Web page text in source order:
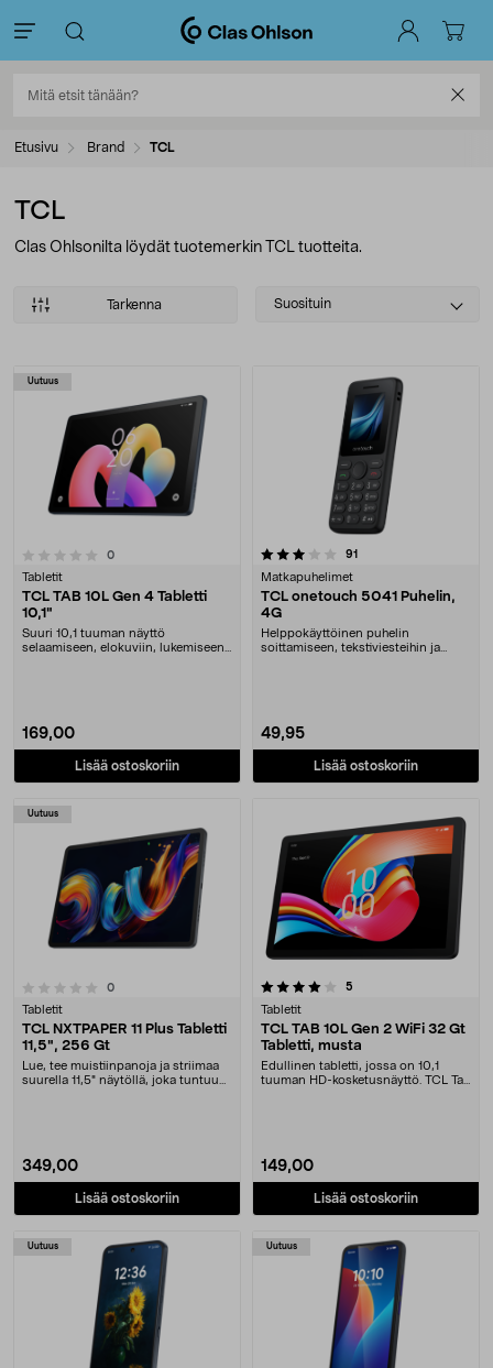
Etusivu Brand TCL
TCL
Clas Ohlsonilta löydät tuotemerkin TCL tuotteita.
Tarkenna
Select
Suosituin
Tuotteet
Uutuus
0arvostelut
Tabletit
TCL TAB 10L Gen 4 Tabletti
10,1"
Suuri 10,1 tuuman näyttö
selaamiseen, elokuviin, lukemiseen
169,00
Lisää ostoskoriin
3.5 viidestä tähdestä 91
Matkapuhelimet
TCL onetouch 5041 Puhelin,
4G
Helppokäyttöinen puhelin
soittamiseen, tekstiviesteihin ja
49,95
Lisää ostoskoriin
Uutuus
0arvostelut
Tabletit
TCL NXTPAPER 11 Plus Tabletti
11,5", 256 Gt
Lue, tee muistiinpanoja ja striimaa
suurella 11,5" näytöllä, joka tuntuu
349,00
Lisää ostoskoriin
4.0 viidestä tähdestä 5
Tabletit
TCL TAB 10L Gen 2 WiFi 32 Gt
Tabletti, musta
Edullinen tabletti, jossa on 10,1
tuuman HD-kosketusnäyttö. TCL Tab
149,00
Lisää ostoskoriin
Uutuus Uutuus